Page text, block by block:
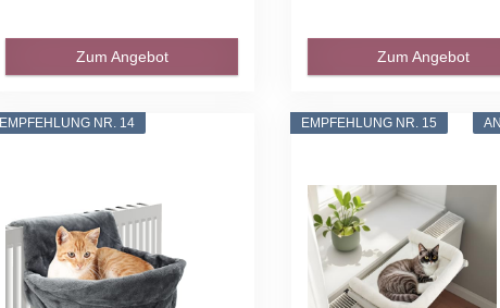
Zum Angebot Zum Angebot
EMPFEHLUNG NR. 14 EMPFEHLUNG NR. 15